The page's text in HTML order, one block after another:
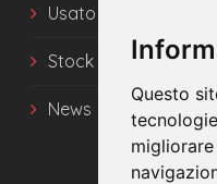
Questo
Usato
Stock
News